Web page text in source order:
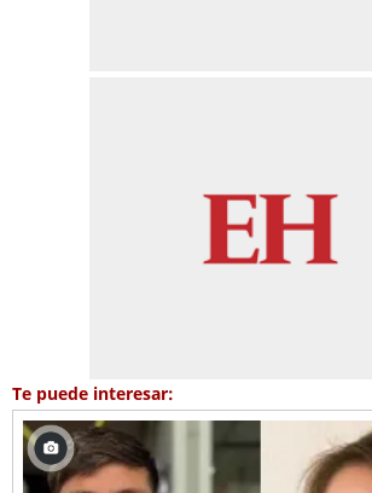
Te puede interesar: